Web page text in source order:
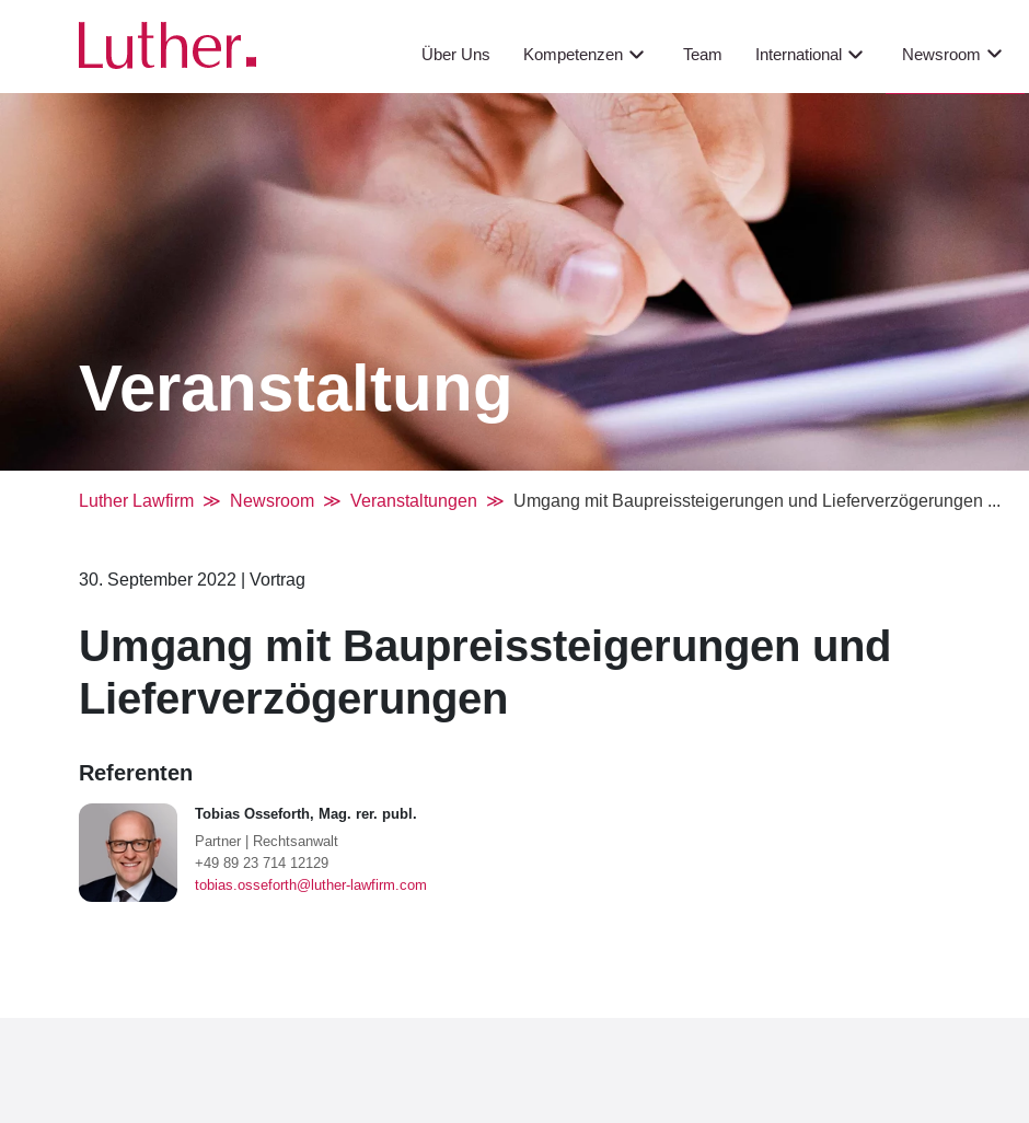
Über Uns Kompetenzen Team International Newsroom
Veranstaltung
Luther Lawfirm Newsroom Veranstaltungen Umgang mit Baupreissteigerungen und Lieferverzögerungen ...
30. September 2022 Vortrag
Umgang mit Baupreissteigerungen und
Lieferverzögerungen
Referenten
Tobias Osseforth, Mag. rer. publ.
Partner | Rechtsanwalt
+49 89 23 714 12129
tobias.osseforth@luther-lawfirm.com